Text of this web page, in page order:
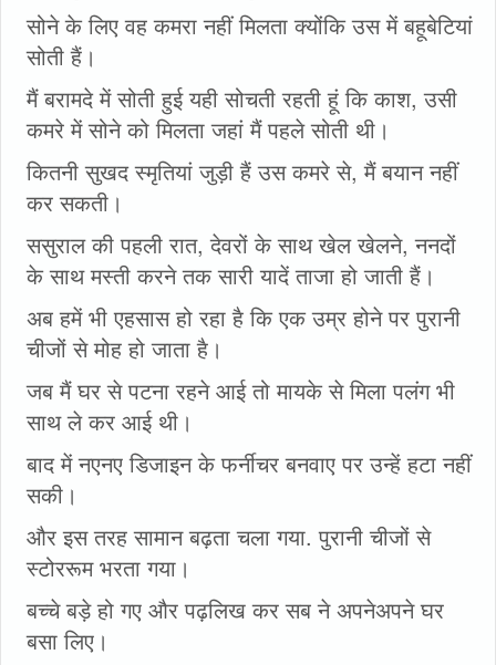
सोने के लिए वह कमरा नहीं मिलता क्योंकि उस में बहूबेटियां
सोती हैं।
मैं बरामदे में सोती हुई यही सोचती रहती हूं कि काश, उसी
कमरे में सोने को मिलता जहां मैं पहले सोती थी।
कितनी सुखद स्मृतियां जुड़ी हैं उस कमरे से, मैं बयान नहीं
कर सकती।
ससुराल की पहली रात, देवरों के साथ खेल खेलने, ननदों
के साथ मस्ती करने तक सारी यादें ताजा हो जाती हैं।
अब हमें भी एहसास हो रहा है कि एक उम्र होने पर पुरानी
चीजों से मोह हो जाता है।
जब मैं घर से पटना रहने आई तो मायके से मिला पलंग भी
साथ ले कर आई थी।
बाद में नएनए डिजाइन के फर्नीचर बनवाए पर उन्हें हटा नहीं
सकी।
और इस तरह सामान बढ़ता चला गया. पुरानी चीजों से
स्टोररूम भरता गया।
बच्चे बड़े हो गए और पढ़लिख कर सब ने अपनेअपने घर
बसा लिए।